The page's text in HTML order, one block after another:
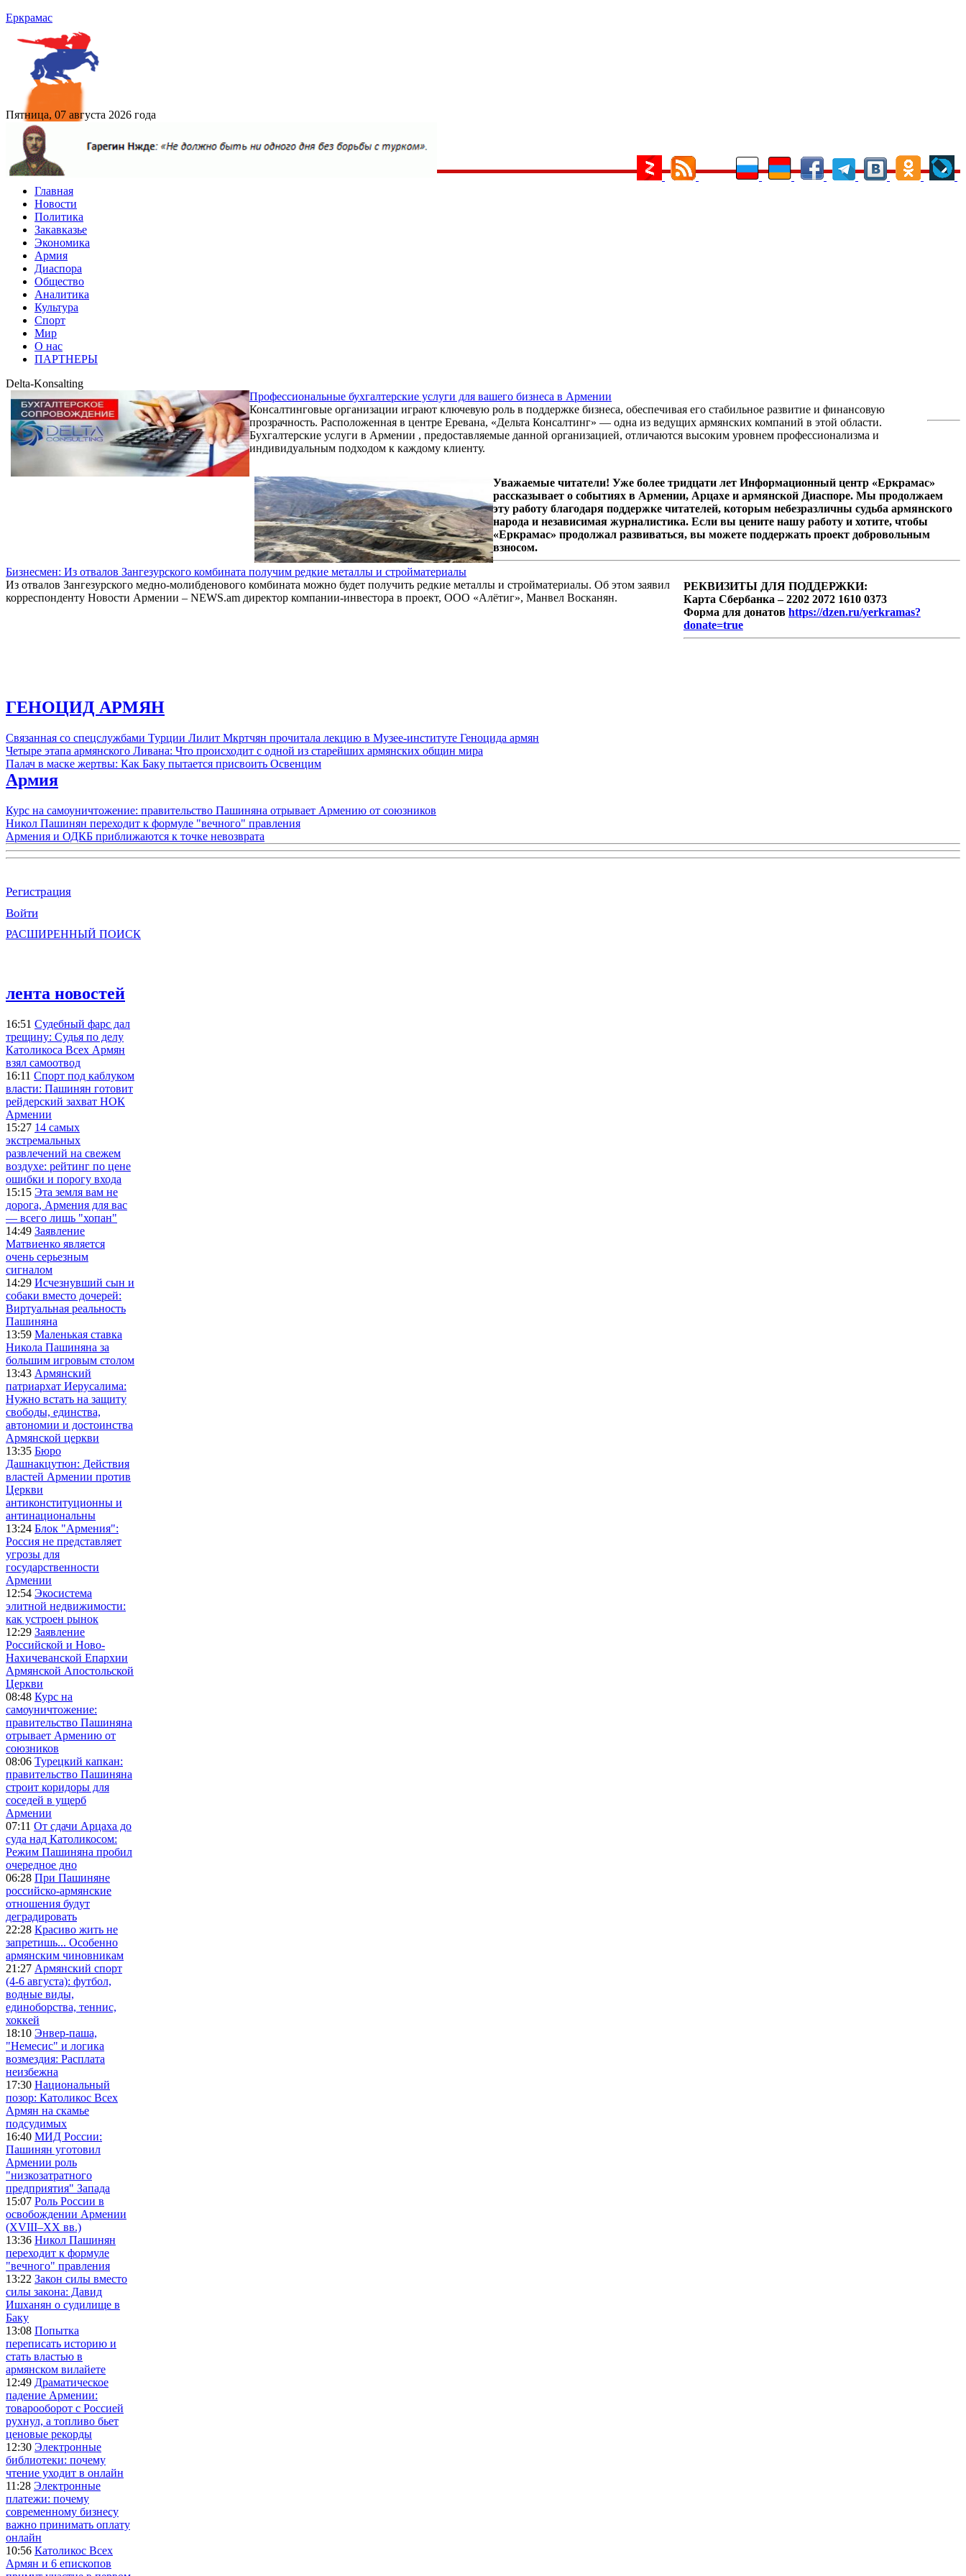
Еркрамас
Пятница, 07 августа 2026 года
Главная
Новости
Политика
Закавказье
Экономика
Армия
Диаспора
Общество
Аналитика
Культура
Спорт
Мир
О нас
ПАРТНЕРЫ
Delta-Konsalting
Профессиональные бухгалтерские услуги для вашего бизнеса в Армении
Консалтинговые организации играют ключевую роль в поддержке бизнеса, обеспечивая его стабильное развитие и финансовую
прозрачность. Расположенная в центре Еревана, «Дельта Консалтинг» — одна из ведущих армянских компаний в этой области.
Бухгалтерские услуги в Армении , предоставляемые данной организацией, отличаются высоким уровнем профессионализма и
индивидуальным подходом к каждому клиенту.
Бизнесмен: Из отвалов Зангезурского комбината получим редкие металлы и стройматериалы
Из отвалов Зангезурского медно-молибденового комбината можно будет получить редкие металлы и стройматериалы. Об этом заявил
корреспонденту Новости Армении – NEWS.am директор компании-инвестора в проект, ООО «Алётиг», Манвел Восканян.
Уважаемые читатели! Уже более тридцати лет Информационный центр «Еркрамас»
рассказывает о событиях в Армении, Арцахе и армянской Диаспоре. Мы продолжаем
эту работу благодаря поддержке читателей, которым небезразличны судьба армянского
народа и независимая журналистика. Если вы цените нашу работу и хотите, чтобы
«Еркрамас» продолжал развиваться, вы можете поддержать проект добровольным
взносом.
РЕКВИЗИТЫ ДЛЯ ПОДДЕРЖКИ:
Карта Сбербанка – 2202 2072 1610 0373
Форма для донатов https://dzen.ru/yerkramas?
donate=true
ГЕНОЦИД АРМЯН
Связанная со спецслужбами Турции Лилит Мкртчян прочитала лекцию в Музее-институте Геноцида армян
Четыре этапа армянского Ливана: Что происходит с одной из старейших армянских общин мира
Палач в маске жертвы: Как Баку пытается присвоить Освенцим
Армия
Курс на самоуничтожение: правительство Пашиняна отрывает Армению от союзников
Никол Пашинян переходит к формуле "вечного" правления
Армения и ОДКБ приближаются к точке невозврата
Регистрация
Войти
РАСШИРЕННЫЙ ПОИСК
лента новостей
16:51 Судебный фарс дал
трещину: Судья по делу
Католикоса Всех Армян
взял самоотвод
16:11 Спорт под каблуком
власти: Пашинян готовит
рейдерский захват НОК
Армении
15:27 14 самых
экстремальных
развлечений на свежем
воздухе: рейтинг по цене
ошибки и порогу входа
15:15 Эта земля вам не
дорога, Армения для вас
— всего лишь "хопан"
14:49 Заявление
Матвиенко является
очень серьезным
сигналом
14:29 Исчезнувший сын и
собаки вместо дочерей:
Виртуальная реальность
Пашиняна
13:59 Маленькая ставка
Никола Пашиняна за
большим игровым столом
13:43 Армянский
патриархат Иерусалима:
Нужно встать на защиту
свободы, единства,
автономии и достоинства
Армянской церкви
13:35 Бюро
Дашнакцутюн: Действия
властей Армении против
Церкви
антиконституционны и
антинациональны
13:24 Блок "Армения":
Россия не представляет
угрозы для
государственности
Армении
12:54 Экосистема
элитной недвижимости:
как устроен рынок
12:29 Заявление
Российской и Ново-
Нахичеванской Епархии
Армянской Апостольской
Церкви
08:48 Курс на
самоуничтожение:
правительство Пашиняна
отрывает Армению от
союзников
08:06 Турецкий капкан:
правительство Пашиняна
строит коридоры для
соседей в ущерб
Армении
07:11 От сдачи Арцаха до
суда над Католикосом:
Режим Пашиняна пробил
очередное дно
06:28 При Пашиняне
российско-армянские
отношения будут
деградировать
22:28 Красиво жить не
запретишь... Особенно
армянским чиновникам
21:27 Армянский спорт
(4-6 августа): футбол,
водные виды,
единоборства, теннис,
хоккей
18:10 Энвер-паша,
"Немесис" и логика
возмездия: Расплата
неизбежна
17:30 Национальный
позор: Католикос Всех
Армян на скамье
подсудимых
16:40 МИД России:
Пашинян уготовил
Армении роль
"низкозатратного
предприятия" Запада
15:07 Роль России в
освобождении Армении
(XVIII–XX вв.)
13:36 Никол Пашинян
переходит к формуле
"вечного" правления
13:22 Закон силы вместо
силы закона: Давид
Ишханян о судилище в
Баку
13:08 Попытка
переписать историю и
стать властью в
армянском вилайете
12:49 Драматическое
падение Армении:
товарооборот с Россией
рухнул, а топливо бьет
ценовые рекорды
12:30 Электронные
библиотеки: почему
чтение уходит в онлайн
11:28 Электронные
платежи: почему
современному бизнесу
важно принимать оплату
онлайн
10:56 Католикос Всех
Армян и 6 епископов